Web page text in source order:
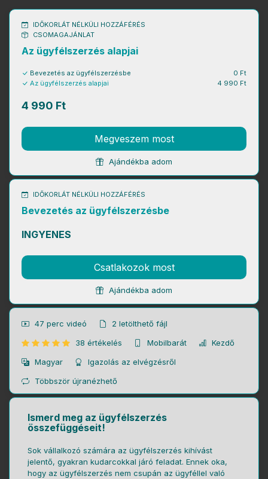
IDŐKORLÁT NÉLKÜLI HOZZÁFÉRÉS
CSOMAGAJÁNLAT
Az ügyfélszerzés alapjai
Bevezetés az ügyfélszerzésbe
0 Ft
Az ügyfélszerzés alapjai
4 990 Ft
4 990 Ft
Megveszem most
Ajándékba adom
IDŐKORLÁT NÉLKÜLI HOZZÁFÉRÉS
Bevezetés az ügyfélszerzésbe
INGYENES
Csatlakozok most
Ajándékba adom
47 perc videó 2 letölthető fájl
38 értékelés
Mobilbarát
Kezdő
Magyar
Igazolás az elvégzésről
Többször újranézhető
Ismerd meg az ügyfélszerzés
összefüggéseit!
Sok vállalkozó számára az ügyfélszerzés kihívást
jelentő, gyakran kudarcokkal járó feladat. Ennek oka,
hogy az ügyfélszerzés nem csupán az ügyféllel való